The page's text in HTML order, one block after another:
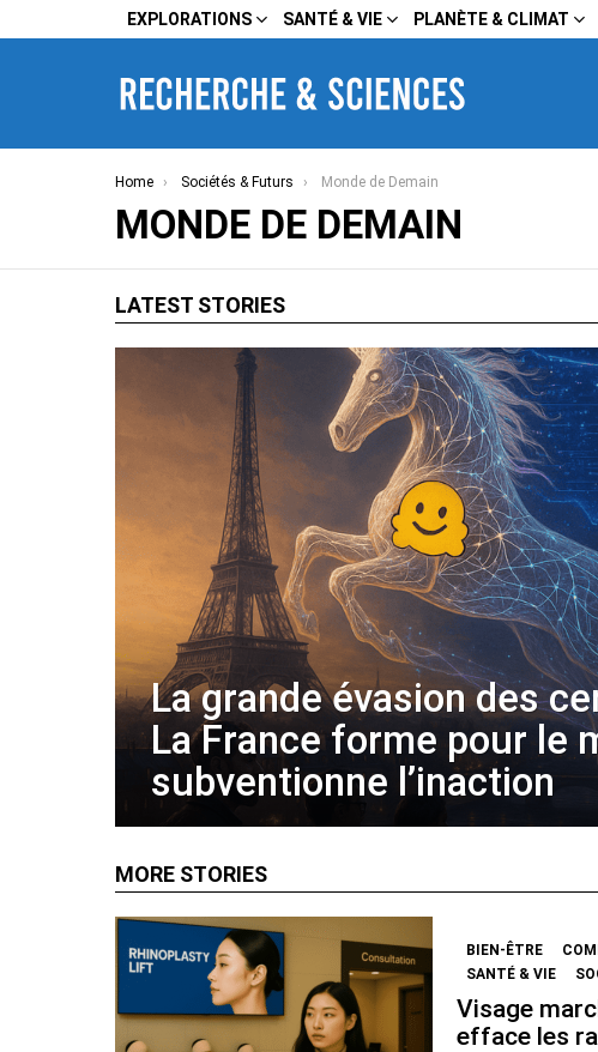
EXPLORATIONS SANTÉ & VIE PLANÈTE & CLIMAT
You are here:
Home Sociétés & Futurs Monde de Demain
MONDE DE DEMAIN
LATEST STORIES
La grande évasion des
La France forme pour le
subventionne l’inaction
MORE STORIES
BIEN-ÊTRE
SANTÉ & VIE
Visage
efface les